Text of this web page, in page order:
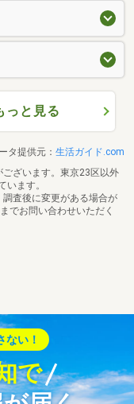
っと見る
タ提供元： 生活ガイド.com
ざいます。東京23区以外
います。
査後に変更がある場合が
でお問い合わせいただく
ない！
で